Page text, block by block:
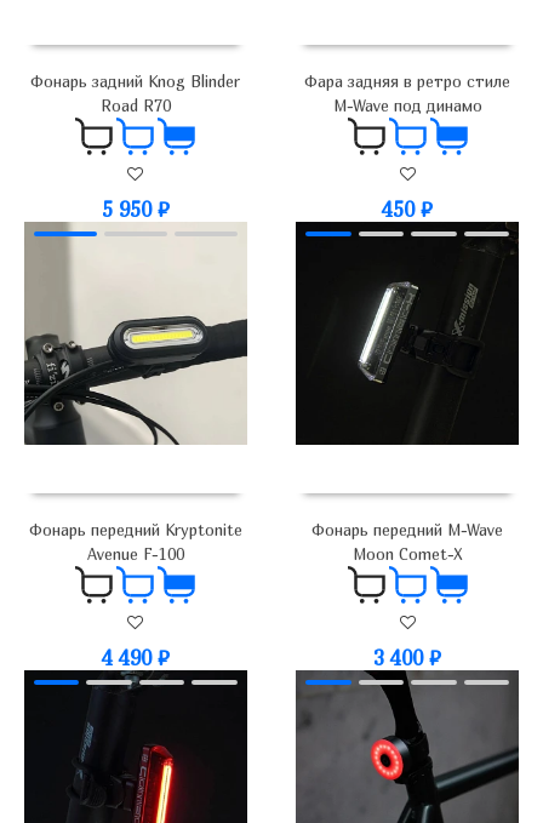
Фонарь задний Knog Blinder
Road R70
5 950 ₽
Фара задняя в ретро стиле
M-Wave под динамо
450₽
Фонарь передний Kryptonite
Avenue F-100
4 490 ₽
Фонарь передний M-Wave
Moon Comet-X
3 400₽